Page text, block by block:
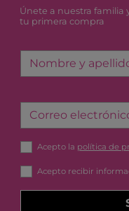
Únete a nuestra familia
tu primera compra
Nombre y
Correo
Acepto la política de
Acepto recibir